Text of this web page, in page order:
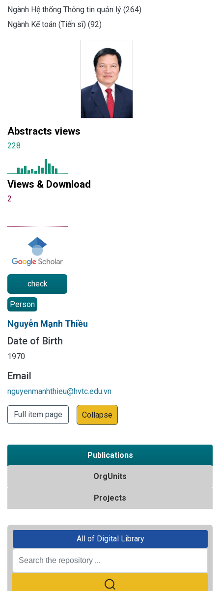
Ngành Hệ thống Thông tin quản lý (264)
Ngành Kế toán (Tiến sĩ) (92)
Abstracts views
228
Views & Download
2
check
Person
Nguyễn Mạnh Thiều
Date of Birth
1970
Email
nguyenmanhthieu@hvtc.edu.vn
Full item page Collapse
Publications
OrgUnits
Projects
All of Digital Library